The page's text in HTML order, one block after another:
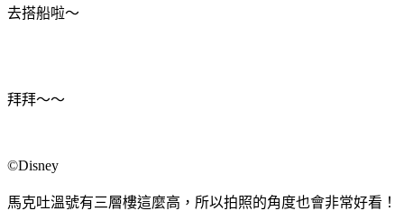
去搭船啦～
拜拜～～
©Disney
馬克吐溫號有三層樓這麼高，所以拍照的角度也會非常好看！